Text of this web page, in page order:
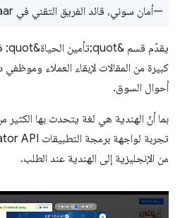
—أمان سوني، قائد الفريق التقني في Policybazaar
كبيرة من المقالات لإبقاء العملاء
أحوال السوق.
بما أنّ الهندية هي لغة يتحدث بها الكثير
من الإنجليزية إلى الهندية عند الطلب.